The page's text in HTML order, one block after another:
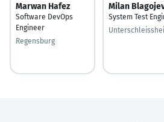
Marwan Hafez
Software DevOps
Engineer
Regensburg
Milan
System Test